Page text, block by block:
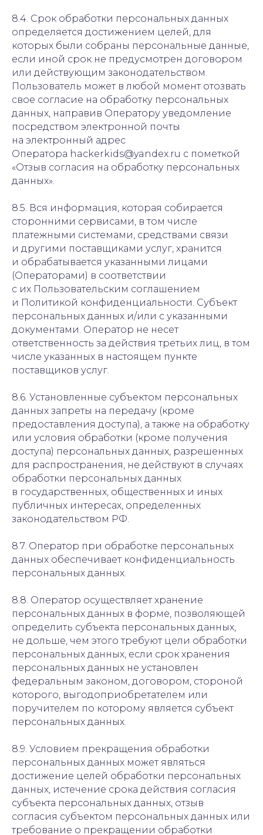
8.4. Срок обработки персональных данных
определяется достижением целей, для
которых были собраны персональные данные,
если иной срок не предусмотрен договором
или действующим законодательством.
Пользователь может в любой момент отозвать
свое согласие на обработку персональных
данных, направив Оператору уведомление
посредством электронной почты
на электронный адрес
Оператора hackerkids@yandex.ru с пометкой
«Отзыв согласия на обработку персональных
данных».
8.5. Вся информация, которая собирается
сторонними сервисами, в том числе
платежными системами, средствами связи
и другими поставщиками услуг, хранится
и обрабатывается указанными лицами
(Операторами) в соответствии
с их Пользовательским соглашением
и Политикой конфиденциальности. Субъект
персональных данных и/или с указанными
документами. Оператор не несет
ответственность за действия третьих лиц, в том
числе указанных в настоящем пункте
поставщиков услуг.
8.6. Установленные субъектом персональных
данных запреты на передачу (кроме
предоставления доступа), а также на обработку
или условия обработки (кроме получения
доступа) персональных данных, разрешенных
для распространения, не действуют в случаях
обработки персональных данных
в государственных, общественных и иных
публичных интересах, определенных
законодательством РФ.
8.7. Оператор при обработке персональных
данных обеспечивает конфиденциальность
персональных данных.
8.8. Оператор осуществляет хранение
персональных данных в форме, позволяющей
определить субъекта персональных данных,
не дольше, чем этого требуют цели обработки
персональных данных, если срок хранения
персональных данных не установлен
федеральным законом, договором, стороной
которого, выгодоприобретателем или
поручителем по которому является субъект
персональных данных.
8.9. Условием прекращения обработки
персональных данных может являться
достижение целей обработки персональных
данных, истечение срока действия согласия
субъекта персональных данных, отзыв
согласия субъектом персональных данных или
требование о прекращении обработки